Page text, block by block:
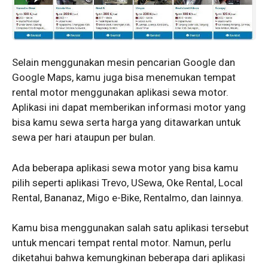
Selain menggunakan mesin pencarian Google dan
Google Maps, kamu juga bisa menemukan tempat
rental motor menggunakan aplikasi sewa motor.
Aplikasi ini dapat memberikan informasi motor yang
bisa kamu sewa serta harga yang ditawarkan untuk
sewa per hari ataupun per bulan.
Ada beberapa aplikasi sewa motor yang bisa kamu
pilih seperti aplikasi Trevo, USewa, Oke Rental, Local
Rental, Bananaz, Migo e-Bike, Rentalmo, dan lainnya.
Kamu bisa menggunakan salah satu aplikasi tersebut
untuk mencari tempat rental motor. Namun, perlu
diketahui bahwa kemungkinan beberapa dari aplikasi